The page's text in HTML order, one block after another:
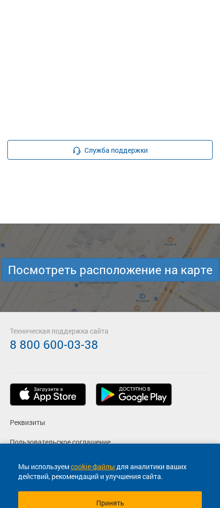
Служба поддержки
Мы используемcookie-файлы для аналитики ваших
действий, рекомендаций и улучшения сайта.
Принять
Посмотреть расположение на карте
Реквизиты
Пользовательское соглашение
Политика конфиденциальности
Согласие на маркетинговые сообщения
Техническая поддержка сайта
8 800 600-03-38